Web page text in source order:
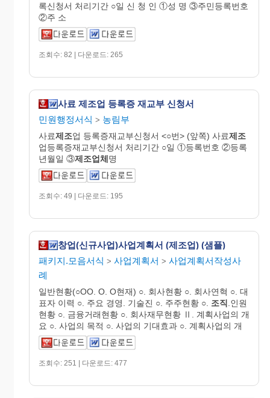
록신청서 처리기간 ○일 신 청 인 ①성 명 ③주민등록번호
②주 소
조회수: 82 | 다운로드: 265
사료 제조업 등록증 재교부 신청서
민원행정서식 > 농림부
사료제조업 등록증재교부신청서 <○번> (앞쪽) 사료제조
업등록증재교부신청서 처리기간 ○일 ①등록번호 ②등록
년월일 ③제조업체명
조회수: 49 | 다운로드: 195
창업(신규사업)사업계획서 (제조업) (샘플)
패키지.모음서식 > 사업계획서 > 사업계획서작성사
례
일반현황(○OO. O. O현재) ○. 회사현황 ○. 회사연혁 ○. 대
표자 이력 ○. 주요 경영. 기술진 ○. 주주현황 ○. 조직 .인원
현황 ○. 금융거래현황 ○. 회사재무현황 Ⅱ. 계획사업의 개
요 ○. 사업의 목적 ○. 사업의 기대효과 ○. 계획사업의 개
조회수: 251 | 다운로드: 477